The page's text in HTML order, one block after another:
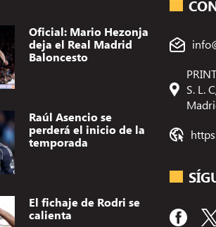
Oficial: Mario Hezonja
deja el Real Madrid
Baloncesto
Raúl Asencio se
perderá el inicio de la
temporada
El fichaje de Rodri se
calienta
S. L.